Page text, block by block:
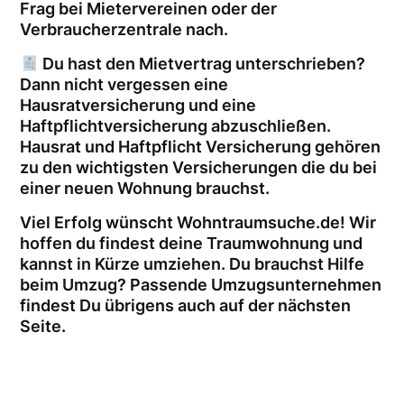
Frag bei Mietervereinen oder der
Verbraucherzentrale nach.
Du hast den Mietvertrag unterschrieben?
Dann nicht vergessen eine
Hausratversicherung und eine
Haftpflichtversicherung abzuschließen.
Hausrat und Haftpflicht Versicherung gehören
zu den wichtigsten Versicherungen die du bei
einer neuen Wohnung brauchst.
Viel Erfolg wünscht Wohntraumsuche.de! Wir
hoffen du findest deine Traumwohnung und
kannst in Kürze umziehen. Du brauchst Hilfe
beim Umzug? Passende Umzugsunternehmen
findest Du übrigens auch auf der nächsten
Seite.